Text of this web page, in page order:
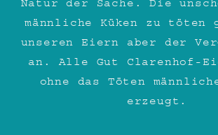
Natur der Sache. Die
männliche Küken zu töten
unseren Eiern aber der
an. Alle Gut Clarenhof-
ohne das Töten
erzeugt.